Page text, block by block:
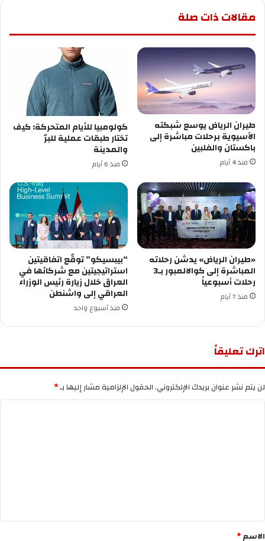
مقالات ذات صلة
طيران الرياض يوسع شبكته
الآسيوية برحلات مباشرة إلى
باكستان والفلبين
منذ 4 أيام
كولومبيا للأيام المتحركة: كيف
تختار طبقات عملية للبرّ
والمدينة
منذ 6 أيام
«طيران الرياض» يدشن رحلاته
المباشرة إلى كوالالمبور بـ3
رحلات أسبوعياً
منذ 7 أيام
“بيبسيكو” توقّع اتفاقيتين
استراتيجيتين مع شركائها في
العراق خلال زيارة رئيس الوزراء
العراقي إلى واشنطن
منذ أسبوع واحد
اترك تعليقاً
لن يتم نشر عنوان بريدك الإلكتروني.الحقول الإلزامية مشار إليها بـ*
*
الاسم*